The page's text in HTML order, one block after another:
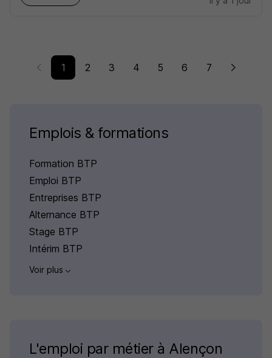
1 2 3 4 5 6 7
Emplois & formations
Formation BTP
Emploi BTP
Entreprises BTP
Alternance BTP
Stage BTP
Intérim BTP
Voir plus
L'emploi par métier à Alençon